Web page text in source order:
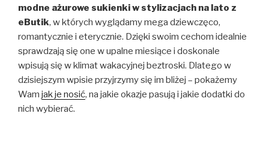
modne ażurowe sukienki w stylizacjach na lato z
eButik, w których wyglądamy mega dziewczęco,
romantycznie i eterycznie. Dzięki swoim cechom idealnie
sprawdzają się one w upalne miesiące i doskonale
wpisują się w klimat wakacyjnej beztroski. Dlatego w
dzisiejszym wpisie przyjrzymy się im bliżej – pokażemy
Wam jak je nosić, na jakie okazje pasują i jakie dodatki do
nich wybierać.